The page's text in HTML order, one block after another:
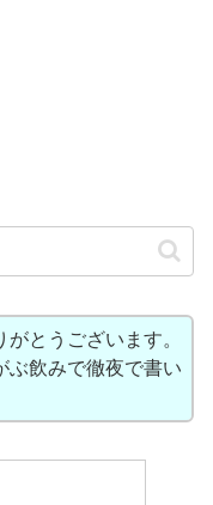
とうございます。
ぶ飲みで徹夜で書い